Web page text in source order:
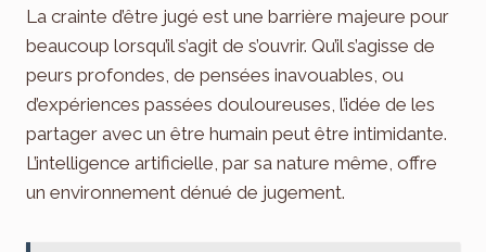
La crainte d’être jugé est une barrière majeure pour
beaucoup lorsqu’il s’agit de s’ouvrir. Qu’il s’agisse de
peurs profondes, de pensées inavouables, ou
d’expériences passées douloureuses, l’idée de les
partager avec un être humain peut être intimidante.
L’intelligence artificielle, par sa nature même, offre
un environnement dénué de jugement.